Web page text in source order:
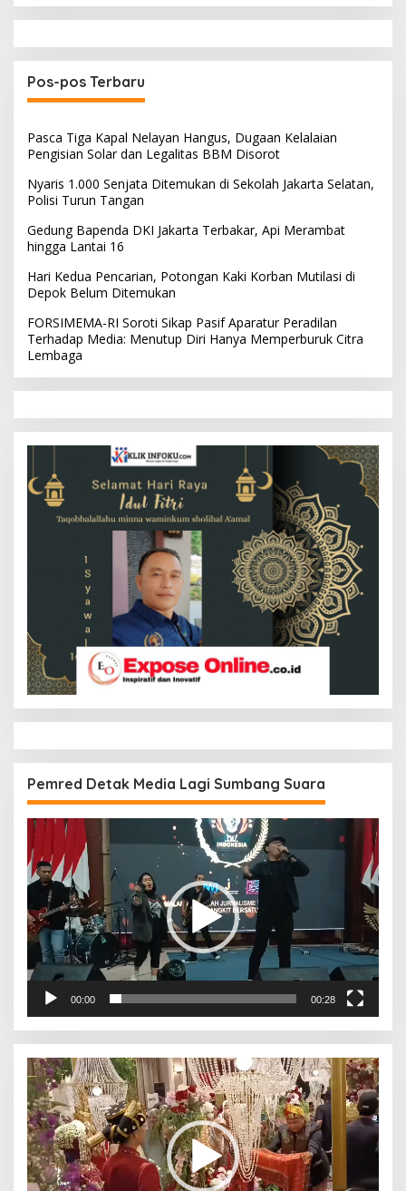
Pos-pos Terbaru
Pasca Tiga Kapal Nelayan Hangus, Dugaan Kelalaian
Pengisian Solar dan Legalitas BBM Disorot
Nyaris 1.000 Senjata Ditemukan di Sekolah Jakarta Selatan,
Polisi Turun Tangan
Gedung Bapenda DKI Jakarta Terbakar, Api Merambat
hingga Lantai 16
Hari Kedua Pencarian, Potongan Kaki Korban Mutilasi di
Depok Belum Ditemukan
FORSIMEMA-RI Soroti Sikap Pasif Aparatur Peradilan
Terhadap Media: Menutup Diri Hanya Memperburuk Citra
Lembaga
Pemred Detak Media Lagi Sumbang Suara
Pemutar
Video
00:00 00:28
Pemutar
Video